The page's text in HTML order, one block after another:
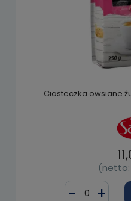
Ciasteczka owsiane
(netto: